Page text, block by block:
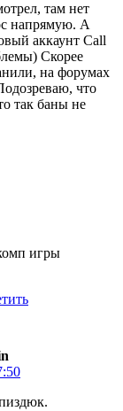
там нет
напрямую. А
аккаунт Call
Скорее
на форумах
что
так баны не
игры